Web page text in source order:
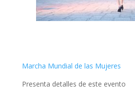
Marcha Mundial de las Mujeres
Presenta detalles de este evento